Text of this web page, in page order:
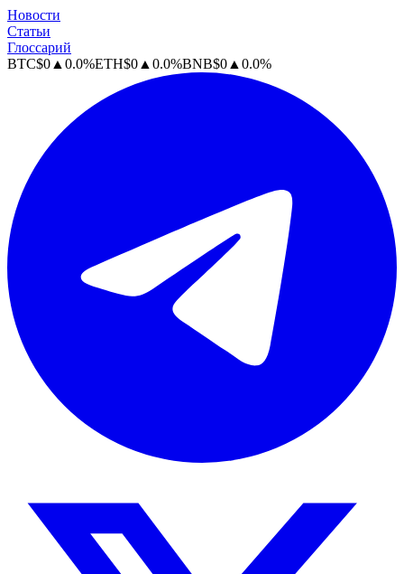
Новости
Статьи
Глоссарий
BTC$0 ▲ 0.0%ETH$0 ▲ 0.0%BNB$0 ▲ 0.0%